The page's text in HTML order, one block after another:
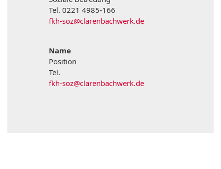
Tel. 0221 4985-166
fkh-soz@clarenbachwerk.de
Name
Position
Tel.
fkh-soz@clarenbachwerk.de